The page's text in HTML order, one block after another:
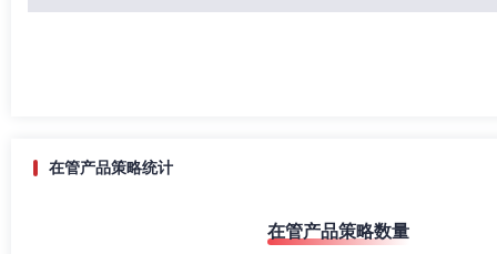
在管产品策略统计
在管产品策略数量